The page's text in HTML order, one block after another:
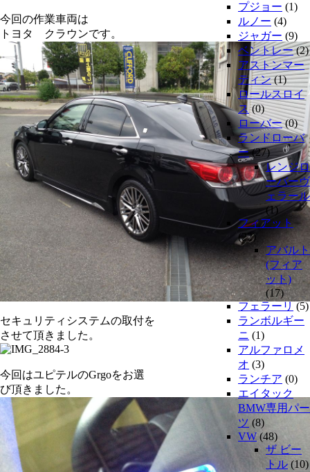
今回の作業車両は
トヨタ クラウンです。
セキュリティシステムの取付を
させて頂きました。
今回はユピテルのGrgoをお選
び頂きました。
プジョー (1)
ルノー (4)
ジャガー (9)
ベントレー(2)
アストンマー
ティン(1)
ロールスロイ
ス(0)
ローバー(0)
ランドローバ
ー(27)
レンジロ
ーバーヴ
ェラール
(1)
フィアット
(22)
アバルト
(フィア
ット)
(17)
フェラーリ (5)
ランボルギー
ニ (1)
アルファロメ
オ (3)
ランチア (0)
エイタック
BMW専用パー
ツ (8)
VW(48)
ザ ビー
トル (10)